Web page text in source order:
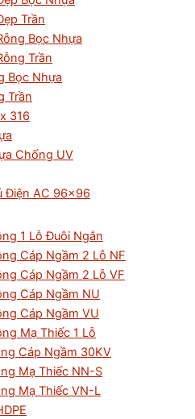
Trần
Bọc Nhựa
Trần
Bọc Nhựa
Trần
316
Chống UV
Điện AC 96×96
1 Lỗ Đuôi Ngắn
Cáp Ngầm 2 Lỗ NF
Cáp Ngầm 2 Lỗ VF
Cáp Ngầm NU
Cáp Ngầm VU
Mạ Thiếc 1 Lỗ
Cáp Ngầm 30KV
Mạ Thiếc NN-S
Mạ Thiếc VN-L